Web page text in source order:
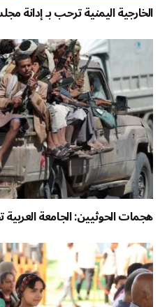
الخارجية اليمنية ترحب بـ إدانة
هجمات الحوثيين: الجامعة